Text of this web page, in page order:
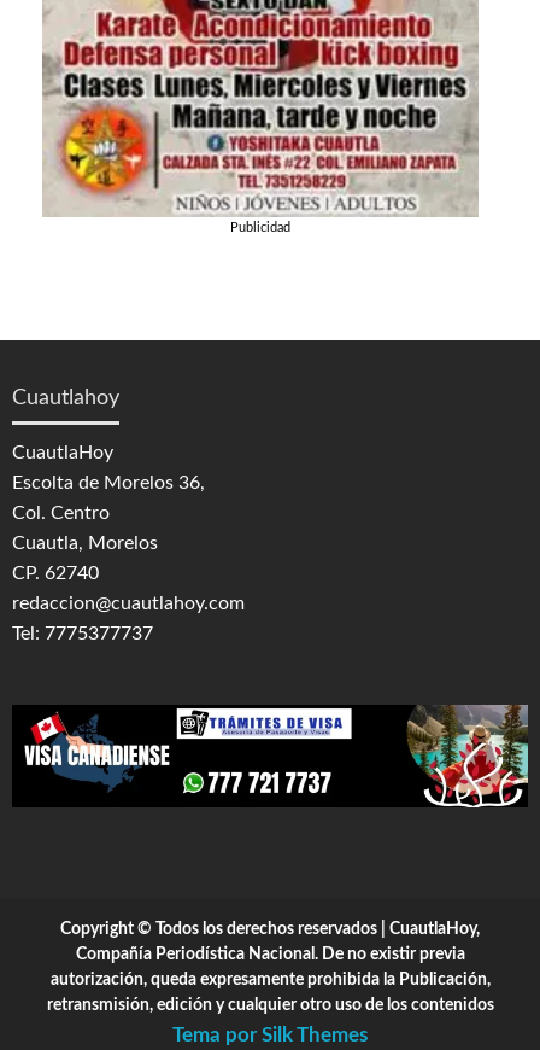
Publicidad
Cuautlahoy
CuautlaHoy
Escolta de Morelos 36,
Col. Centro
Cuautla, Morelos
CP. 62740
redaccion@cuautlahoy.com
Tel: 7775377737
Copyright © Todos los derechos reservados | CuautlaHoy,
Compañía Periodística Nacional. De no existir previa
autorización, queda expresamente prohibida la Publicación,
retransmisión, edición y cualquier otro uso de los contenidos
Tema por Silk Themes